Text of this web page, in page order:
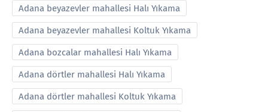
Adana beyazevler mahallesi Halı Yıkama
Adana beyazevler mahallesi Koltuk Yıkama
Adana bozcalar mahallesi Halı Yıkama
Adana dörtler mahallesi Halı Yıkama
Adana dörtler mahallesi Koltuk Yıkama